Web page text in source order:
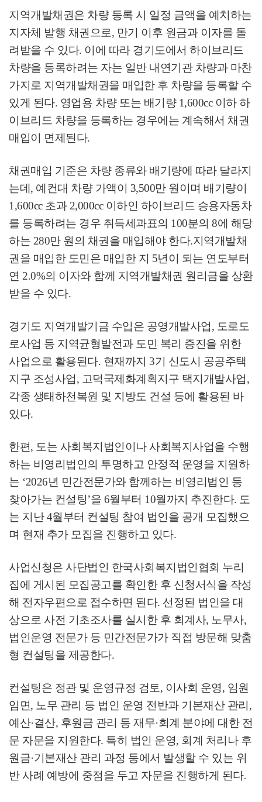
지역개발채권은 차량 등록 시 일정 금액을 예치하는
지자체 발행 채권으로, 만기 이후 원금과 이자를 돌
려받을 수 있다. 이에 따라 경기도에서 하이브리드
차량을 등록하려는 자는 일반 내연기관 차량과 마찬
가지로 지역개발채권을 매입한 후 차량을 등록할 수
있게 된다. 영업용 차량 또는 배기량 1,600cc 이하 하
이브리드 차량을 등록하는 경우에는 계속해서 채권
매입이 면제된다.
채권매입 기준은 차량 종류와 배기량에 따라 달라지
는데 , 예컨대 차량 가액이 3,500만 원이며 배기량이
1,600cc 초과 2,000cc 이하인 하이브리드 승용자동차
를 등록하려는 경우 취득세과표의 100분의 8에 해당
하는 280만 원의 채권을 매입해야 한다.지역개발채
권을 매입한 도민은 매입한 지 5년이 되는 연도부터
연 2.0%의 이자와 함께 지역개발채권 원리금을 상환
받을 수 있다.
경기도 지역개발기금 수입은 공영개발사업, 도로도
로사업 등 지역균형발전과 도민 복리 증진을 위한
사업으로 활용된다. 현재까지 3기 신도시 공공주택
지구 조성사업, 고덕국제화계획지구 택지개발사업,
각종 생태하천복원 및 지방도 건설 등에 활용된 바
있다.
한편, 도는 사회복지법인이나 사회복지사업을 수행
하는 비영리법인의 투명하고 안정적 운영을 지원하
는 ‘2026년 민간전문가와 함께하는 비영리법인 등
찾아가는 컨설팅’을 6월부터 10월까지 추진한다. 도
는 지난4월부터 컨설팅 참여 법인을 공개 모집했으
며 현재 추가 모집을 진행하고 있다.
사업신청은 사단법인 한국사회복지법인협회 누리
집에 게시된 모집공고를 확인한 후 신청서식을 작성
해 전자우편으로 접수하면 된다. 선정된 법인을 대
상으로 사전 기초조사를 실시한 후 회계사, 노무사,
법인운영 전문가 등 민간전문가가 직접 방문해 맞춤
형 컨설팅을 제공한다.
컨설팅은 정관 및 운영규정 검토, 이사회 운영, 임원
임면, 노무 관리 등 법인 운영 전반과 기본재산 관리 ,
예산·결산, 후원금 관리 등 재무·회계 분야에 대한 전
문 자문을 지원한다. 특히 법인 운영, 회계 처리나 후
원금·기본재산 관리 과정 등에서 발생할 수 있는 위
반 사례 예방에 중점을 두고 자문을 진행하게 된다.